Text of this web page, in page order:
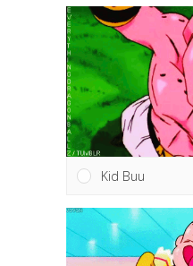
Kid Buu